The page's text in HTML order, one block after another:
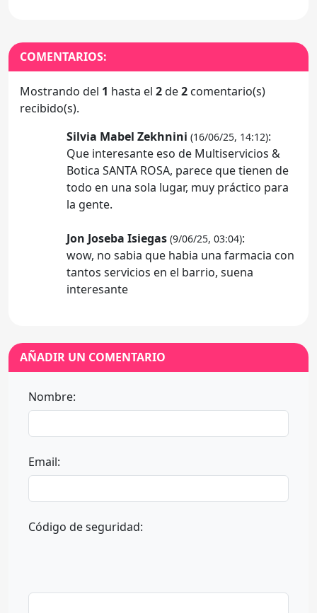
COMENTARIOS:
Mostrando del 1 hasta el 2de2 comentario(s)
recibido(s).
Silvia Mabel Zekhnini (16/06/25, 14:12):
Que interesante eso de Multiservicios &
Botica SANTA ROSA, parece que tienen de
todo en una sola lugar, muy práctico para
la gente.
Jon Joseba Isiegas (9/06/25, 03:04):
wow, no sabia que habia una farmacia con
tantos servicios en el barrio, suena
interesante
AÑADIR UN COMENTARIO
Nombre:
Email:
Código de seguridad: